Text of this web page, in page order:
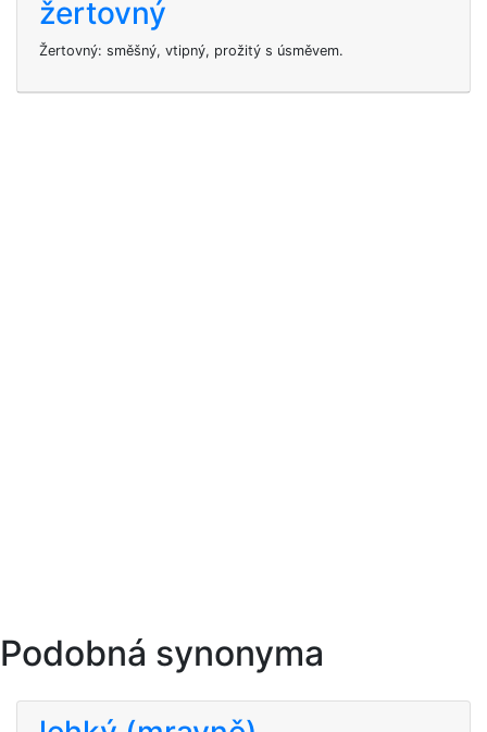
žertovný
Žertovný: směšný, vtipný, prožitý s úsměvem.
Podobná synonyma